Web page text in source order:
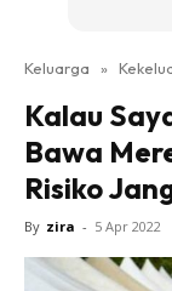
Keluarga »
Kalau
Bawa
Risiko
By zira - 5 Apr 2022